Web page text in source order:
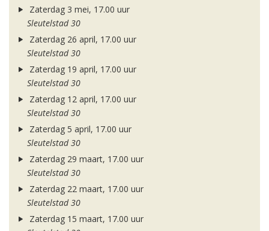
Zaterdag 3 mei, 17.00 uur
Sleutelstad 30
Zaterdag 26 april, 17.00 uur
Sleutelstad 30
Zaterdag 19 april, 17.00 uur
Sleutelstad 30
Zaterdag 12 april, 17.00 uur
Sleutelstad 30
Zaterdag 5 april, 17.00 uur
Sleutelstad 30
Zaterdag 29 maart, 17.00 uur
Sleutelstad 30
Zaterdag 22 maart, 17.00 uur
Sleutelstad 30
Zaterdag 15 maart, 17.00 uur